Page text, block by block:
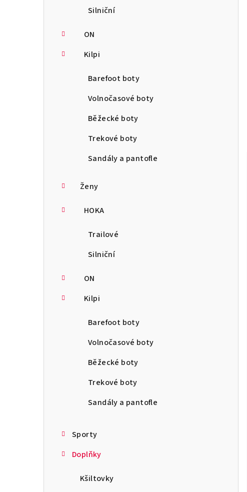
Silniční
ON
Kilpi
Barefoot boty
Volnočasové boty
Běžecké boty
Trekové boty
Sandály a pantofle
Ženy
HOKA
Trailové
Silniční
ON
Kilpi
Barefoot boty
Volnočasové boty
Běžecké boty
Trekové boty
Sandály a pantofle
Sporty
Doplňky
Kšiltovky